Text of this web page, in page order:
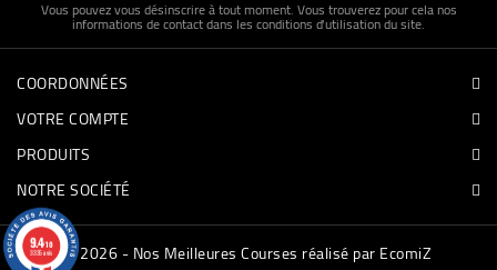
Vous pouvez vous désinscrire à tout moment. Vous trouverez pour cela nos
informations de contact dans les conditions d'utilisation du site.
COORDONNÉES
VOTRE COMPTE
PRODUITS
NOTRE SOCIÉTÉ
© 2026 - Nos Meilleures Courses réalisé par EcomiZ
9.4/10
3335 avis